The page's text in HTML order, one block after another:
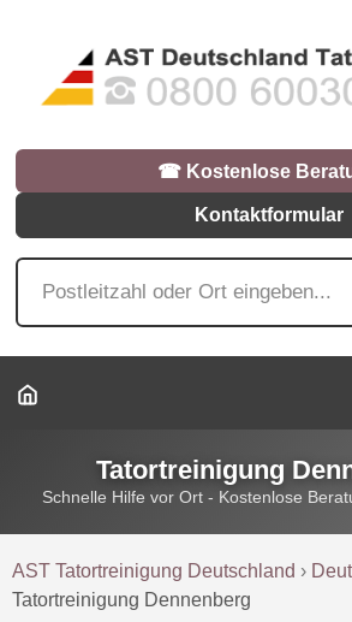
☎︎ Kostenlose
Kontaktformular
Tatortreinigung
Schnelle Hilfe vor Ort - Kostenlose
AST Tatortreinigung Deutschland ›
Tatortreinigung Dennenberg